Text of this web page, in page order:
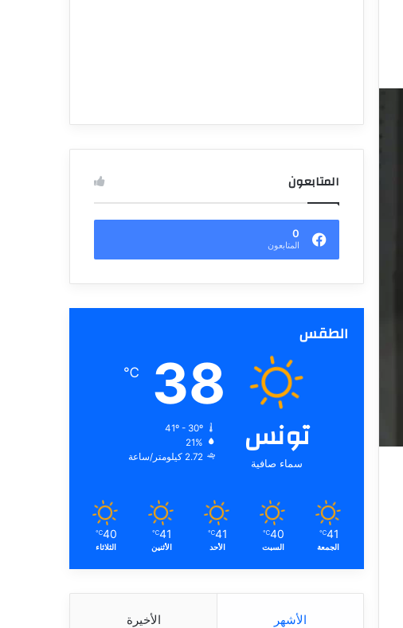
المتابعون
0
المتابعون
الطقس
تونس
سماء صافية
38
℃
41º - 30º
21%
2.72 كيلومتر/ساعة
41
℃
الجمعة
40
℃
السبت
41
℃
الأحد
41
℃
الأثنين
40
℃
الثلاثاء
الأشهر الأخيرة